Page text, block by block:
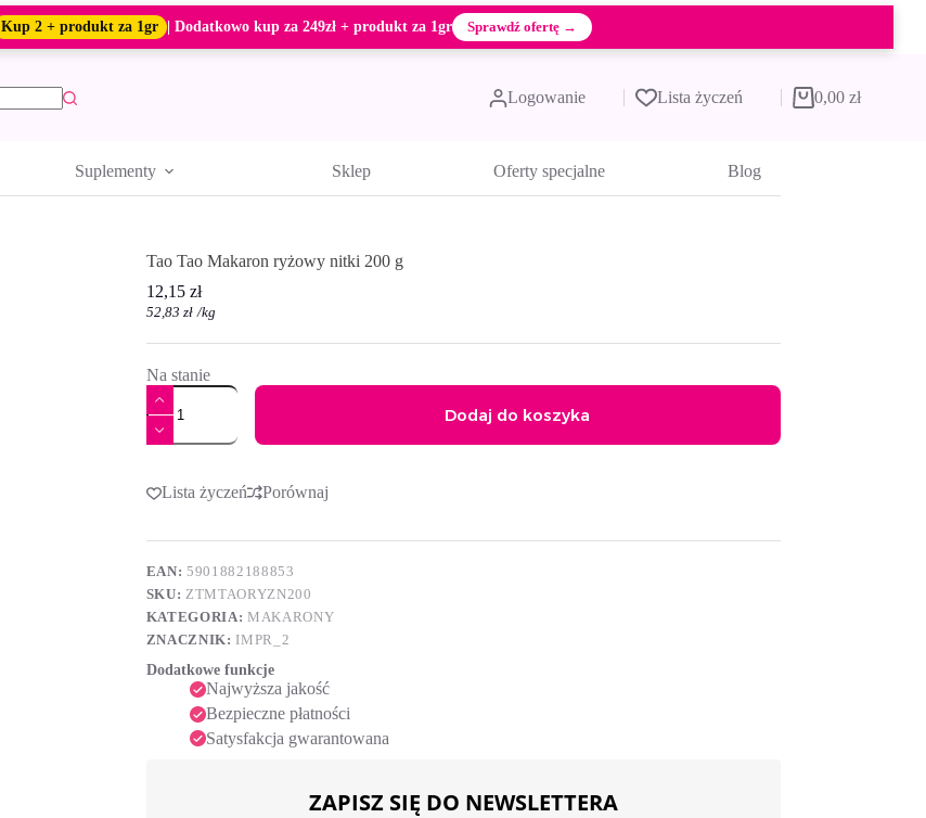
Kup 2 + produkt za 1gr | Dodatkowo kup za 249zł + produkt za 1gr Sprawdź ofertę →
Logowanie Lista życzeń Koszyk
0,00 zł
Suplementy Sklep Oferty specjalne Blog
Tao Tao Makaron ryżowy nitki 200 g
12,15 zł
52,83 zł /kg
Na stanie
ilość
Tao
Tao
Makaron
nitki
200
Dodaj do koszyka
t
a
t
i
v
e
:
Lista życzeń Porównaj
EAN:5901882188853
SKU:ZTMTAORYZN200
KATEGORIA: MAKARONY
ZNACZNIK: IMPR_2
Dodatkowe funkcje
Najwyższa jakość
Bezpieczne płatności
Satysfakcja gwarantowana
ZAPISZ SIĘ DO NEWSLETTERA